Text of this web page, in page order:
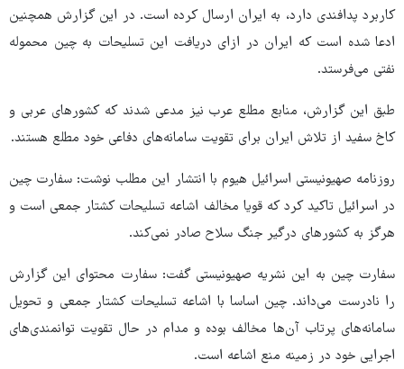
کاربرد پدافندی دارد، به ایران ارسال کرده است. در این گزارش همچنین
ادعا شده است که ایران در ازای دریافت این تسلیحات به چین محموله
نفتی می‌فرستد.
طبق این گزارش، منابع مطلع عرب نیز مدعی شدند که کشورهای عربی و
کاخ سفید از تلاش ایران برای تقویت سامانه‌های دفاعی خود مطلع هستند.
روزنامه صهیونیستی اسرائیل هیوم با انتشار این مطلب نوشت: سفارت چین
در اسرائیل تاکید کرد که قویا مخالف اشاعه تسلیحات کشتار جمعی است و
هرگز به کشورهای درگیر جنگ سلاح صادر نمی‌کند.
سفارت چین به این نشریه صهیونیستی گفت: سفارت محتوای این گزارش
را نادرست می‌داند. چین اساسا با اشاعه تسلیحات کشتار جمعی و تحویل
سامانه‌های پرتاب آن‌ها مخالف بوده و مدام در حال تقویت توانمندی‌های
اجرایی خود در زمینه منع اشاعه است.